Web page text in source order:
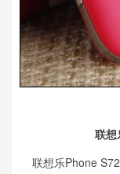
联
联想乐Phone